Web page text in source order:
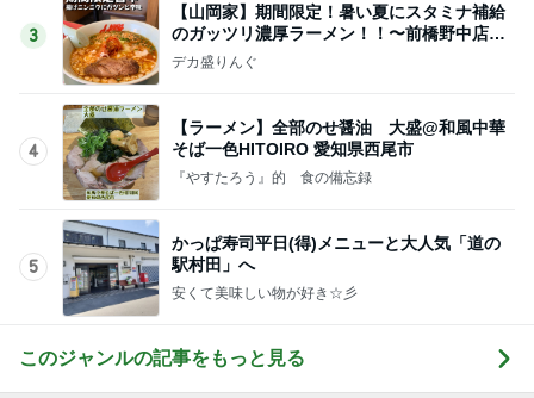
3
【山岡家】期間限定！暑い夏にスタミナ補給
のガッツリ濃厚ラーメン！！〜前橋野中店さ
ん〜
デカ盛りんぐ
4
【ラーメン】全部のせ醤油 大盛@和風中華
そば一色HITOIRO 愛知県西尾市
『やすたろう』的 食の備忘録
5
かっぱ寿司平日(得)メニューと大人気「道の
駅村田」へ
安くて美味しい物が好き☆彡
このジャンルの記事をもっと見る